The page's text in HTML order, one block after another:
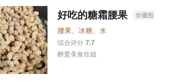
好吃的糖霜腰果
腰果 冰糖 水
综合评分 7.7
醉爱美食欣姐